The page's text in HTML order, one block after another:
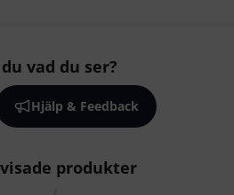
vad du ser?
Hjälp & Feedback
produkter